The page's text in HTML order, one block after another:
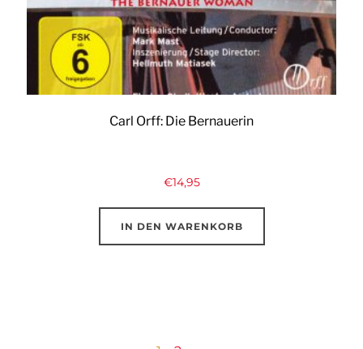
Carl Orff: Die Bernauerin
€14,95
IN DEN WARENKORB